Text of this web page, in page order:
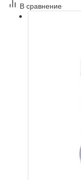
В сравнение